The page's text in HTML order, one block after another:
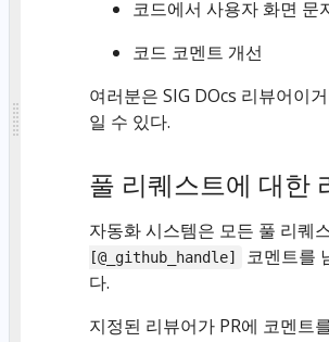
코드에서 사용자 화면 문
코드 코멘트 개선
여러분은 SIG DOcs 리뷰어이
일 수 있다.
풀 리퀘스트에 대한
자동화 시스템은 모든 풀 리퀘
[@_github_handle]
코멘트를
다.
지정된 리뷰어가 PR에 코멘트